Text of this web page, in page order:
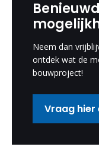
Neem dan
ontdek wat de
bouwproject!
Vraag